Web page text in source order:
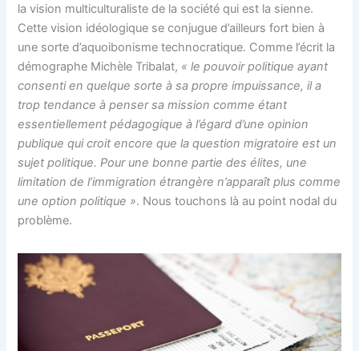
la vision multiculturaliste de la société qui est la sienne.
Cette vision idéologique se conjugue d’ailleurs fort bien à
une sorte d’aquoibonisme technocratique. Comme l’écrit la
démographe Michèle Tribalat, « le pouvoir politique ayant
consenti en quelque sorte à sa propre impuissance, il a
trop tendance à penser sa mission comme étant
essentiellement pédagogique à l’égard d’une opinion
publique qui croit encore que la question migratoire est un
sujet politique. Pour une bonne partie des élites, une
limitation de l’immigration étrangère n’apparaît plus comme
une option politique ». Nous touchons là au point nodal du
problème.